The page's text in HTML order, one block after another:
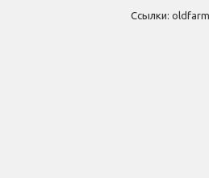
Ссылки: